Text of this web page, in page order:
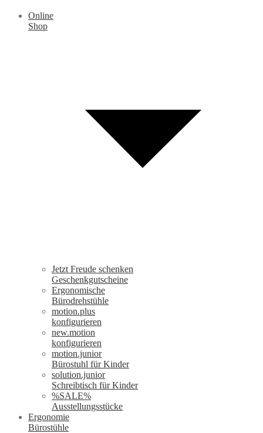
Online
Shop
Jetzt Freude schenken
Geschenkgutscheine
Ergonomische
Bürodrehstühle
motion.plus
konfigurieren
new.motion
konfigurieren
motion.junior
Bürostuhl für Kinder
solution.junior
Schreibtisch für Kinder
%SALE%
Ausstellungsstücke
Ergonomie
Bürostühle